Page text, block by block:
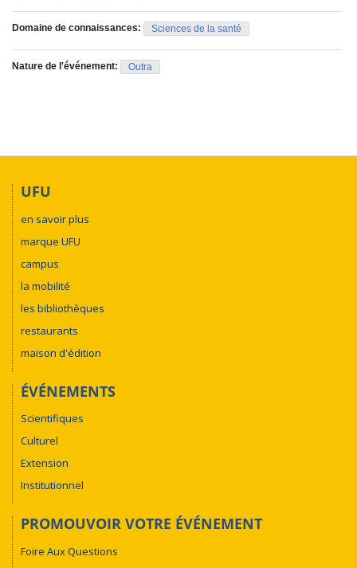
Domaine de connaissances: Sciences de la santé
Nature de l'événement: Outra
UFU
en savoir plus
marque UFU
campus
la mobilité
les bibliothèques
restaurants
maison d'édition
ÉVÉNEMENTS
Scientifiques
Culturel
Extension
Institutionnel
PROMOUVOIR VOTRE ÉVÉNEMENT
Foire Aux Questions